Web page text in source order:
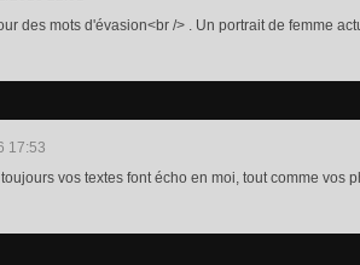
des mots d'évasion<br /> . Un portrait de femme
17:53
vos textes font écho en moi, tout comme vos